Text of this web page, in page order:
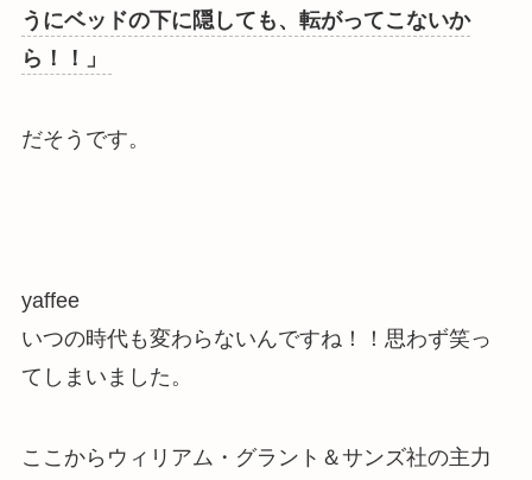
うにベッドの下に隠しても、転がってこないか
ら！！」
だそうです。
yaffee
いつの時代も変わらないんですね！！思わず笑っ
てしまいました。
ここからウィリアム・グラント＆サンズ社の主力